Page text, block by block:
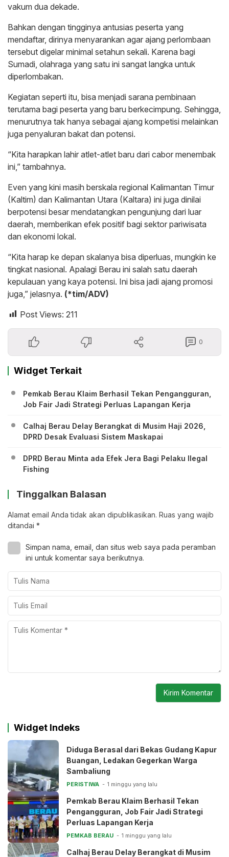
vakum dua dekade.
Bahkan dengan tingginya antusias peserta yang
mendaftar, dirinya menyarankan agar ajang perlombaan
tersebut digelar minimal setahun sekali. Karena bagi
Sumadi, olahraga yang satu ini sangat langka untuk
diperlombakan.
Kegiatan seperti itu, bisa menjadi sarana pembinaan
terutama bagi peserta yang baru berkecimpung. Sehingga,
menurutnya tak hanya sebagai ajang kompetisi melainkan
juga penyaluran bakat dan potensi.
“Kita harapkan lahir atlet-atlet baru dari cabor menembak
ini,” tambahnya.
Even yang kini masih berskala regional Kalimantan Timur
(Kaltim) dan Kalimantan Utara (Kaltara) ini juga dinilai
berpotensi besar mendatangkan pengunjung dari luar
daerah, memberikan efek positif bagi sektor pariwisata
dan ekonomi lokal.
“Kita harap ke depan skalanya bisa diperluas, mungkin ke
tingkat nasional. Apalagi Berau ini salah satu daerah
kepulauan yang kaya potensi. Ini bisa jadi ajang promosi
juga,” jelasnya. (*tim/ADV)
Post Views: 211
0
Widget Terkait
Pemkab Berau Klaim Berhasil Tekan Pengangguran,
Job Fair Jadi Strategi Perluas Lapangan Kerja
Calhaj Berau Delay Berangkat di Musim Haji 2026,
DPRD Desak Evaluasi Sistem Maskapai
DPRD Berau Minta ada Efek Jera Bagi Pelaku Ilegal
Fishing
Tinggalkan Balasan
Alamat email Anda tidak akan dipublikasikan. Ruas yang wajib
ditandai *
Simpan nama, email, dan situs web saya pada peramban
ini untuk komentar saya berikutnya.
Widget Indeks
Diduga Berasal dari Bekas Gudang Kapur
Buangan, Ledakan Gegerkan Warga
Sambaliung
PERISTIWA 1 minggu yang lalu
Pemkab Berau Klaim Berhasil Tekan
Pengangguran, Job Fair Jadi Strategi
Perluas Lapangan Kerja
PEMKAB BERAU 1 minggu yang lalu
Calhaj Berau Delay Berangkat di Musim